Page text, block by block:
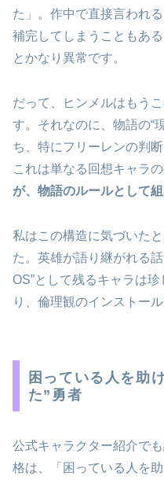
た」。作中で直接言われ
補完してしまうこともあ
とかなり異常です。
だって、ヒンメルはもう
す。それなのに、物語の“
ち、特にフリーレンの判
これは単なる回想キャラの
が、物語のルールとして
私はこの構造に気づいた
た。英雄が語り継がれる
OS”として残るキャラは
り、倫理観のインストー
困っている人を助
た”勇者
公式キャラクター紹介で
格は、「困っている人を